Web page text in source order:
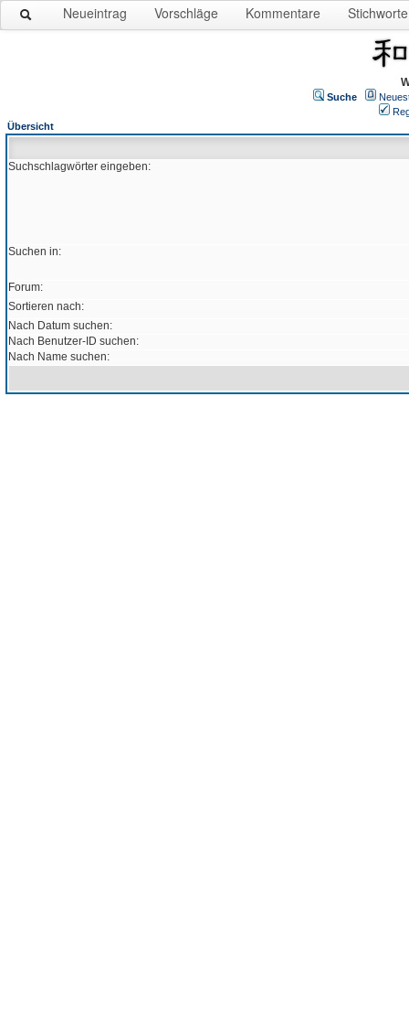
Neueintrag Vorschläge Kommentare Stichworte
Suche
Übersicht
Suchschlagwörter eingeben:
Suchen in:
Forum:
Sortieren nach:
Nach Datum suchen:
Nach Benutzer-ID suchen:
Nach Name suchen: